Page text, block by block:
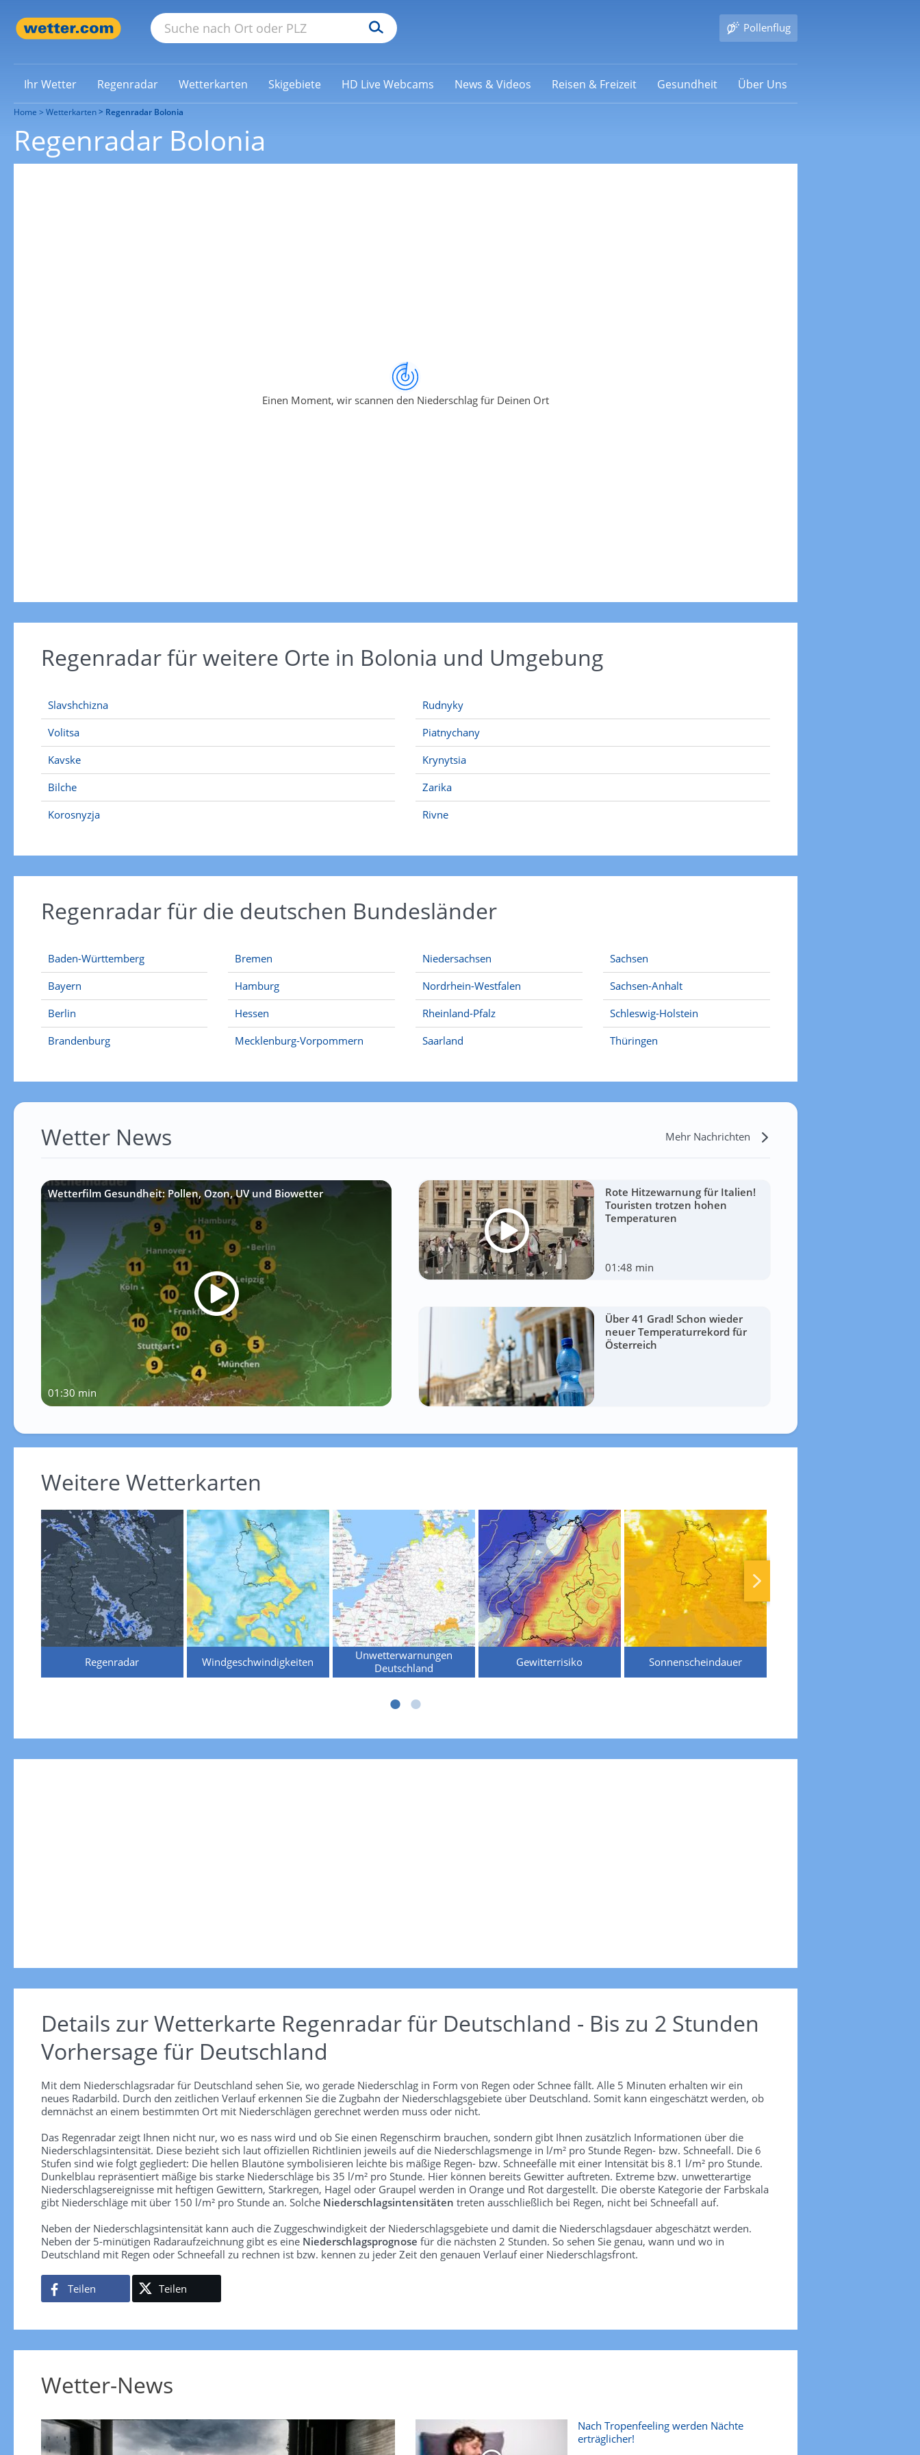
Pollenflug
Ihr Wetter Regenradar Wetterkarten Skigebiete HD Live Webcams News & Videos Reisen & Freizeit Gesundheit Über Uns
Home Wetterkarten Regenradar Bolonia
Regenradar Bolonia
Einen Moment, wir scannen den Niederschlag für Deinen Ort
Regenradar für weitere Orte in Bolonia und Umgebung
Slavshchizna
Volitsa
Kavske
Bilche
Korosnyzja
Rudnyky
Piatnychany
Krynytsia
Zarika
Rivne
Regenradar für die deutschen Bundesländer
Baden-Württemberg
Bayern
Berlin
Brandenburg
Bremen
Hamburg
Hessen
Mecklenburg-Vorpommern
Niedersachsen
Nordrhein-Westfalen
Rheinland-Pfalz
Saarland
Sachsen
Sachsen-Anhalt
Schleswig-Holstein
Thüringen
Wetter News Mehr Nachrichten
Wetterfilm Gesundheit: Pollen, Ozon, UV und Biowetter
01:30 min
Rote Hitzewarnung für Italien!
Touristen trotzen hohen
Temperaturen
01:48 min
Über 41 Grad! Schon wieder
neuer Temperaturrekord für
Österreich
Weitere Wetterkarten
Regenradar Windgeschwindigkeiten
Unwetterwarnungen
Deutschland
Gewitterrisiko Sonnenscheindauer
Details zur Wetterkarte Regenradar für Deutschland - Bis zu 2 Stunden
Vorhersage für Deutschland
Mit dem Niederschlagsradar für Deutschland sehen Sie, wo gerade Niederschlag in Form von Regen oder Schnee fällt. Alle 5 Minuten erhalten wir ein
neues Radarbild. Durch den zeitlichen Verlauf erkennen Sie die Zugbahn der Niederschlagsgebiete über Deutschland. Somit kann eingeschätzt werden, ob
demnächst an einem bestimmten Ort mit Niederschlägen gerechnet werden muss oder nicht.
Das Regenradar zeigt Ihnen nicht nur, wo es nass wird und ob Sie einen Regenschirm brauchen, sondern gibt Ihnen zusätzlich Informationen über die
Niederschlagsintensität. Diese bezieht sich laut offiziellen Richtlinien jeweils auf die Niederschlagsmenge in l/m² pro Stunde Regen- bzw. Schneefall. Die 6
Stufen sind wie folgt gegliedert: Die hellen Blautöne symbolisieren leichte bis mäßige Regen- bzw. Schneefälle mit einer Intensität bis 8.1 l/m² pro Stunde.
Dunkelblau repräsentiert mäßige bis starke Niederschläge bis 35 l/m² pro Stunde. Hier können bereits Gewitter auftreten. Extreme bzw. unwetterartige
Niederschlagsereignisse mit heftigen Gewittern, Starkregen, Hagel oder Graupel werden in Orange und Rot dargestellt. Die oberste Kategorie der Farbskala
gibt Niederschläge mit über 150 l/m² pro Stunde an. Solche Niederschlagsintensitäten treten ausschließlich bei Regen, nicht bei Schneefall auf.
Neben der Niederschlagsintensität kann auch die Zuggeschwindigkeit der Niederschlagsgebiete und damit die Niederschlagsdauer abgeschätzt werden.
Neben der 5-minütigen Radaraufzeichnung gibt es eine Niederschlagsprognose für die nächsten 2 Stunden. So sehen Sie genau, wann und wo in
Deutschland mit Regen oder Schneefall zu rechnen ist bzw. kennen zu jeder Zeit den genauen Verlauf einer Niederschlagsfront.
Teilen Teilen
Wetter-News
Nach Tropenfeeling werden Nächte
erträglicher!